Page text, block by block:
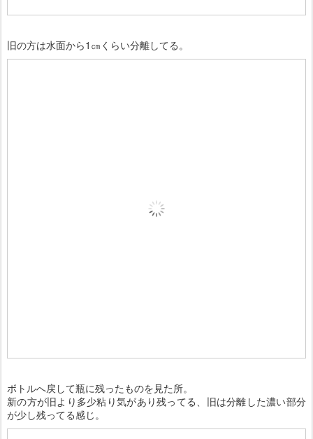
旧の方は水面から1㎝くらい分離してる。
ボトルへ戻して瓶に残ったものを見た所。
新の方が旧より多少粘り気があり残ってる、旧は分離した濃い部分
が少し残ってる感じ。